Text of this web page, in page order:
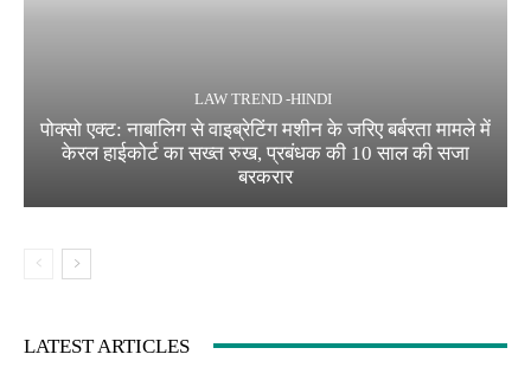
LAW TREND -HINDI
पोक्सो एक्ट: नाबालिग से वाइब्रेटिंग मशीन के जरिए बर्बरता मामले में
केरल हाईकोर्ट का सख्त रुख, प्रबंधक की 10 साल की सजा
बरकरार
LATEST ARTICLES